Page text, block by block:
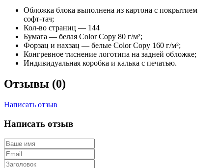
Обложка блока выполнена из картона с покрытием
софт-тач;
Кол-во страниц — 144
Бумага — белая Color Copy 80 г/м²;
Форзац и нахзац — белые Color Copy 160 г/м²;
Конгревное тиснение логотипа на задней обложке;
Индивидуальная коробка и калька с печатью.
Отзывы (0)
Написать отзыв
Написать отзыв